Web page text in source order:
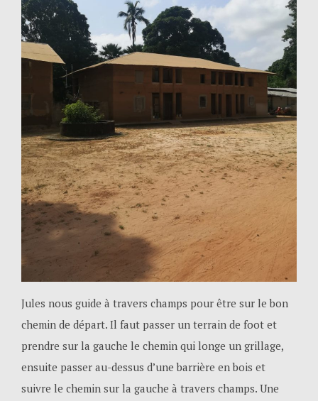
Jules nous guide à travers champs pour être sur le bon
chemin de départ. Il faut passer un terrain de foot et
prendre sur la gauche le chemin qui longe un grillage,
ensuite passer au-dessus d’une barrière en bois et
suivre le chemin sur la gauche à travers champs. Une